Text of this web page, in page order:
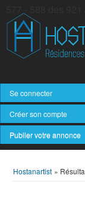
Se connecter
Créer son compte
Publier votre annonce
Hostanartist »